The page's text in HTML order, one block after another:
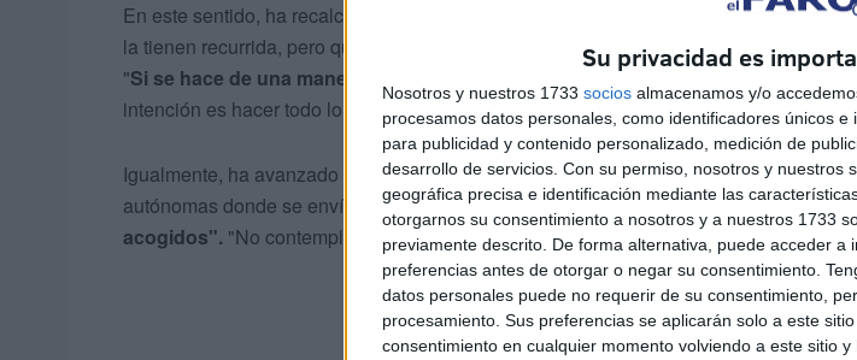
Su privacidad es
Nosotros y nuestros 1733 socios almacenamos y/o
procesamos datos personales, como identificadores únicos
para publicidad y contenido personalizado, medición de
desarrollo de servicios. Con su permiso, nosotros y nuestros
geográfica precisa e identificación mediante las
otorgarnos su consentimiento a nosotros y a nuestros 1733
previamente descrito. De forma alternativa, puede acceder a
preferencias antes de otorgar o negar su consentimiento.
datos personales puede no requerir de su consentimiento,
procesamiento. Sus preferencias se aplicarán solo a este
consentimiento en cualquier momento volviendo a este sitio
En este sentido, ha recalcado que "ahora mismo la ley está en vigor",que las
la tienen recurrida, pero que si no hay un pronunciamiento judicial, estas "deben de
"Si se hace de una manera consensuada , o colaborando entre Administraciones,
intención es hacer todo lo posible para que esa colaboración funcione", ha añadido.
Igualmente, ha avanzado que realizará lasllamadas pertinentesa cada una de las
autónomas donde se envíen a los menores que atiende actualmente Ceuta"para
acogidos". "No contemplo otro escenario que no sea el cumplimiento de la ley", ha